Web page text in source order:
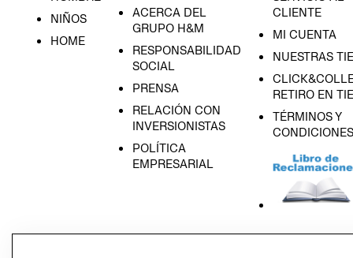
NIÑOS
HOME
ACERCA DEL
GRUPO H&M
RESPONSABILIDAD
SOCIAL
PRENSA
RELACIÓN CON
INVERSIONISTAS
POLÍTICA
EMPRESARIAL
CLIENTE
MI CUENTA
NUESTRAS
RETIRO EN
TÉRMINOS Y
CONDICIONES